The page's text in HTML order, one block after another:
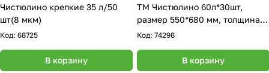
Чистюлино крепкие 35 л/50
шт(8 мкм)
Код: 68725
В корзину
ТМ Чистюлино 60л*30шт,
размер 550*680 мм, толщина 8
мкм, ПНД - чёрный
Код: 74298
В корзину